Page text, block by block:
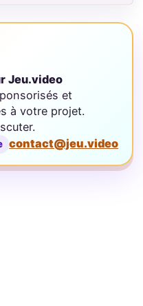
Jeu.video
et
à votre projet.
contact@jeu.video